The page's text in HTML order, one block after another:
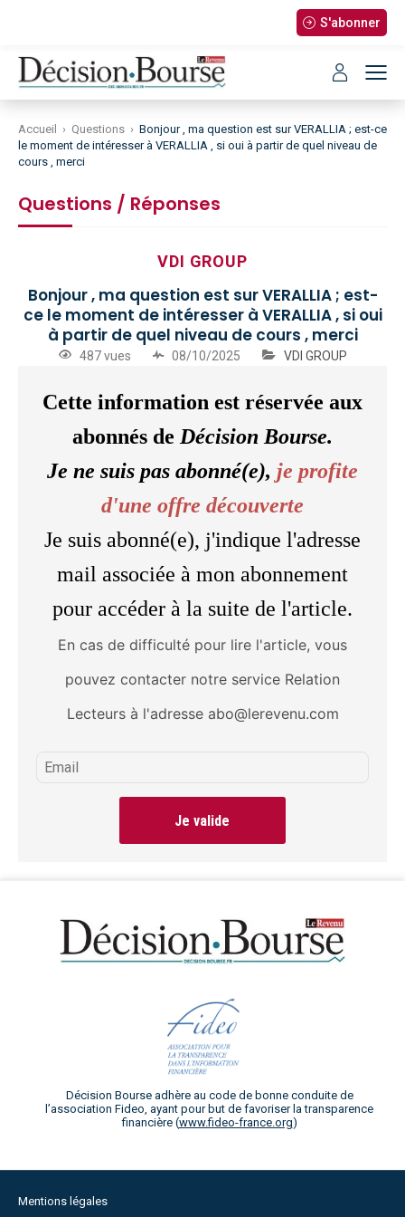
S'abonner
Accueil › Questions › Bonjour , ma question est sur VERALLIA ; est-ce
le moment de intéresser à VERALLIA , si oui à partir de quel niveau de
cours , merci
Questions / Réponses
VDI GROUP
Bonjour , ma question est sur VERALLIA ; est-
ce le moment de intéresser à VERALLIA , si oui
à partir de quel niveau de cours , merci
487 vues 08/10/2025 VDI GROUP
Cette information est réservée aux
abonnés de Décision Bourse.
Je ne suis pas abonné(e), je profite
d'une offre découverte
Je suis abonné(e), j'indique l'adresse
mail associée à mon abonnement
pour accéder à la suite de l'article.
En cas de difficulté pour lire l'article, vous
pouvez contacter notre service Relation
Lecteurs à l'adresse abo@lerevenu.com
Je valide
Décision Bourse adhère au code de bonne conduite de
l’association Fideo, ayant pour but de favoriser la transparence
financière (www.fideo-france.org)
Mentions légales